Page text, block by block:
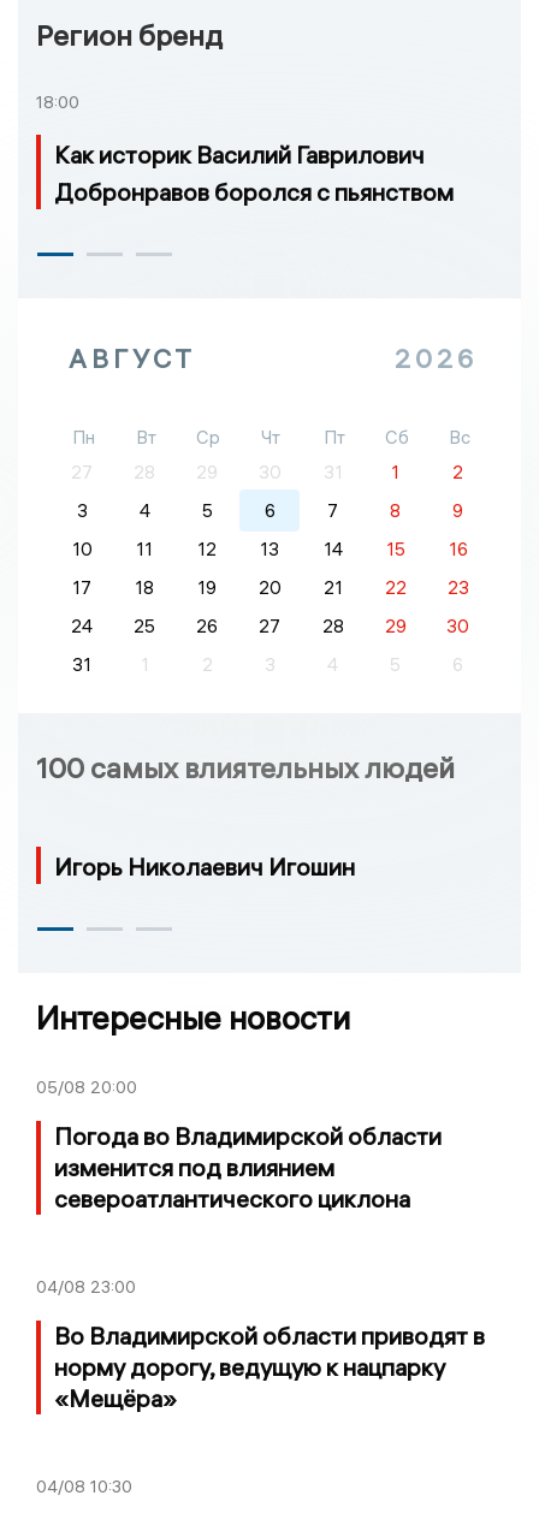
Регион бренд
18:00
Как историк Василий Гаврилович
Добронравов боролся с пьянством
АВГУСТ 2026
Пн Вт Ср Чт Пт Сб
Вс
27
28 29 30 31 1
2
3
4 5 6 7 8
9
10
11 12 13 14 15
16
17
18 19 20 21 22
23
24
25 26 27 28 29
30
31
1 2 3 4 5 6
100 самых влиятельных людей
Игорь Николаевич Игошин
Интересные новости
05/08 20:00
Погода во Владимирской области
изменится под влиянием
североатлантического циклона
04/08 23:00
Во Владимирской области приводят в
норму дорогу, ведущую к нацпарку
«Мещёра»
04/08 10:30